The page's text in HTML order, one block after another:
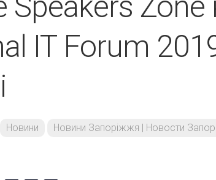
IT Forum
Новини Новини Запоріжжя | Новости